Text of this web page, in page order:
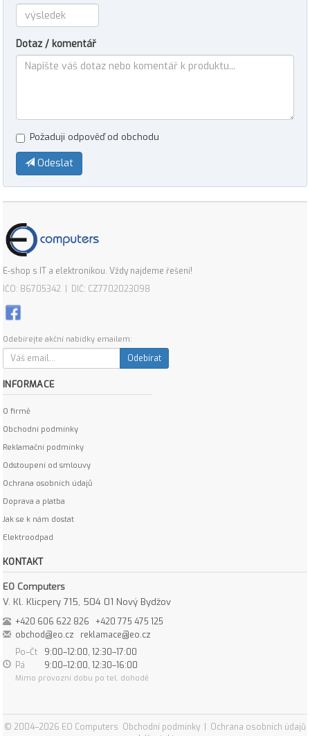
Dotaz / komentář
Požaduji odpověď od obchodu
Odeslat
E-shop s IT a elektronikou. Vždy najdeme řešení!
IČO: 86705342 | DIČ: CZ7702023098
Odebírejte akční nabídky emailem:
Odebírat
INFORMACE
O firmě
Obchodní podmínky
Reklamační podmínky
Odstoupení od smlouvy
Ochrana osobních údajů
Doprava a platba
Jak se k nám dostat
Elektroodpad
KONTAKT
EO Computers
V. Kl. Klicpery 715, 504 01 Nový Bydžov
+420 606 622 826
+420 775 475 125
obchod@eo.cz
reklamace@eo.cz
Po–Čt
9:00–12:00, 12:30–17:00
Pá
9:00–12:00, 12:30–16:00
Mimo provozní dobu po tel. dohodě
© 2004–2026 EO Computers Obchodní podmínky
Ochrana osobních údajů